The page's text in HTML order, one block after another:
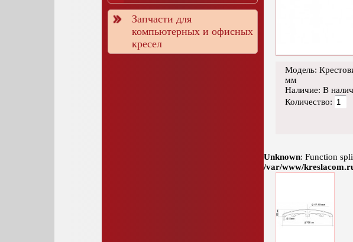
Запчасти для
компьютерных и офисных
кресел
Модель:
мм
Наличие: В
Количество:
Unknown: Function
/var/www/